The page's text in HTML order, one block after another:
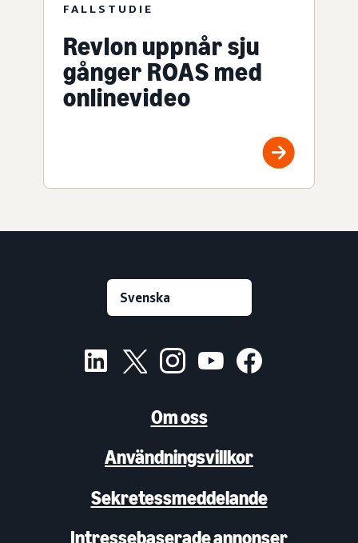
FALLSTUDIE
Revlon uppnår sju
gånger ROAS med
onlinevideo
Om oss
Användningsvillkor
Sekretessmeddelande
Intressebaserade annonser